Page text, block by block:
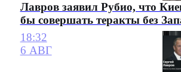
Лавров заявил Рубио, что
бы совершать теракты без
18:32
6 АВГ